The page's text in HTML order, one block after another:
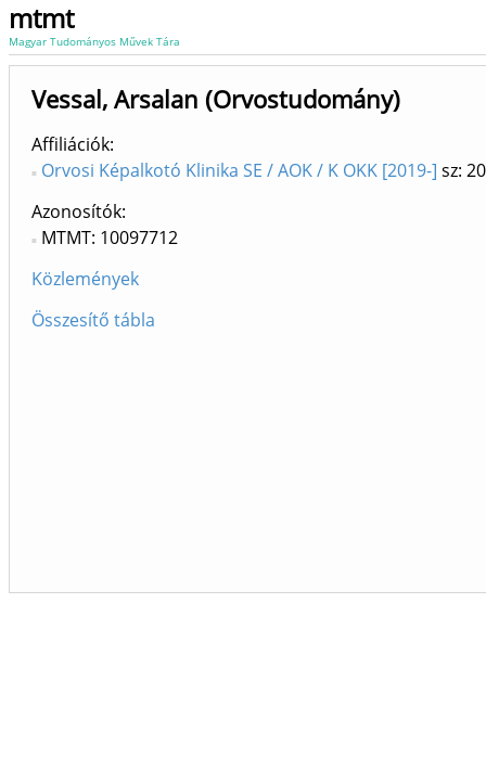
mtmt
Magyar Tudományos Művek Tára
Vessal, Arsalan (Orvostudomány)
Affiliációk
Orvosi Képalkotó Klinika SE / AOK / K OKK [2019-] sz:
Azonosítók
MTMT: 10097712
Közlemények
Összesítő tábla